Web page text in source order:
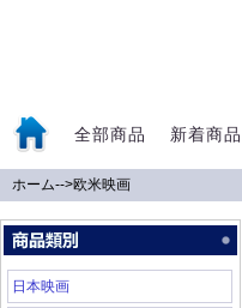
全部商品 新着商品
ホーム-->欧米映画
日本映画